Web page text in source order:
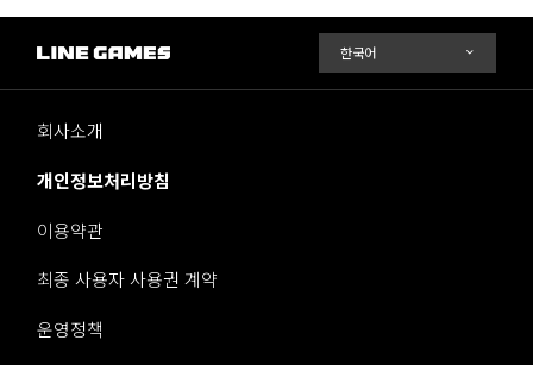
회사소개
개인정보처리방침
이용약관
최종 사용자 사용권 계약
운영정책